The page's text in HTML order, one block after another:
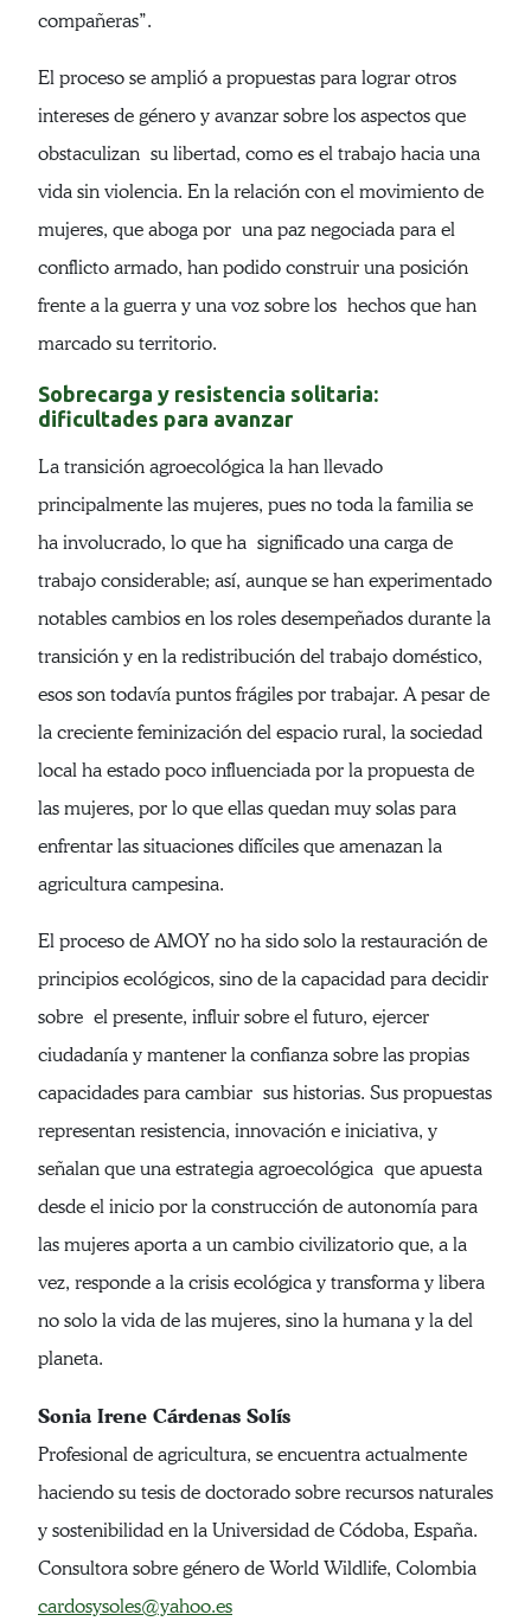
compañeras”.
El proceso se amplió a propuestas para lograr otros
intereses de género y avanzar sobre los aspectos que
obstaculizan su libertad, como es el trabajo hacia una
vida sin violencia. En la relación con el movimiento de
mujeres, que aboga por una paz negociada para el
conflicto armado, han podido construir una posición
frente a la guerra y una voz sobre los hechos que han
marcado su territorio.
Sobrecarga y resistencia solitaria:
dificultades para avanzar
La transición agroecológica la han llevado
principalmente las mujeres, pues no toda la familia se
ha involucrado, lo que ha significado una carga de
trabajo considerable; así, aunque se han experimentado
notables cambios en los roles desempeñados durante la
transición y en la redistribución del trabajo doméstico,
esos son todavía puntos frágiles por trabajar. A pesar de
la creciente feminización del espacio rural, la sociedad
local ha estado poco influenciada por la propuesta de
las mujeres, por lo que ellas quedan muy solas para
enfrentar las situaciones difíciles que amenazan la
agricultura campesina.
El proceso de AMOY no ha sido solo la restauración de
principios ecológicos, sino de la capacidad para decidir
sobre el presente, influir sobre el futuro, ejercer
ciudadanía y mantener la confianza sobre las propias
capacidades para cambiar sus historias. Sus propuestas
representan resistencia, innovación e iniciativa, y
señalan que una estrategia agroecológica que apuesta
desde el inicio por la construcción de autonomía para
las mujeres aporta a un cambio civilizatorio que, a la
vez, responde a la crisis ecológica y transforma y libera
no solo la vida de las mujeres, sino la humana y la del
planeta.
Sonia Irene Cárdenas Solís
Profesional de agricultura, se encuentra actualmente
haciendo su tesis de doctorado sobre recursos naturales
y sostenibilidad en la Universidad de Códoba, España.
Consultora sobre género de World Wildlife, Colombia
cardosysoles@yahoo.es